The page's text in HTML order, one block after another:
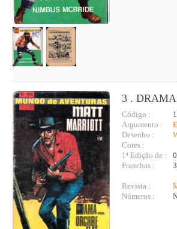
3 .
Código :
Argumento :
Desenho :
Cores :
1ª Edição de :
Pranchas :
Revista :
Números :